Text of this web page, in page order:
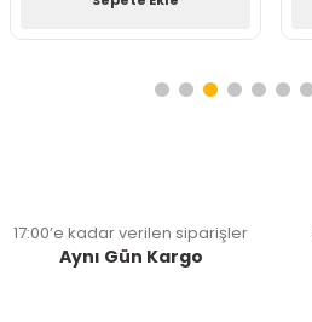
17:00’e kadar verilen siparişler
Aynı Gün Kargo